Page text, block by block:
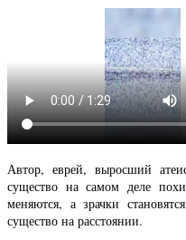
Автор, еврей, выросший
существо на самом деле
меняются, а зрачки
существо на расстоянии.